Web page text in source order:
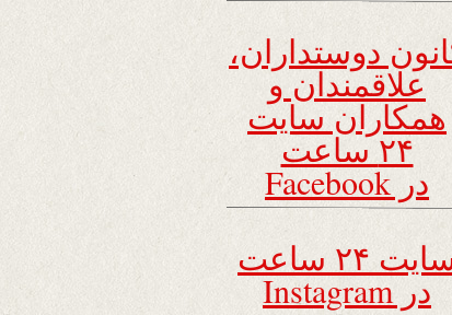
دوستداران،
علاقمندان و
همکاران سایت
۲۴ ساعت
در Facebook
سایت ۲۴ ساعت
در Instagram